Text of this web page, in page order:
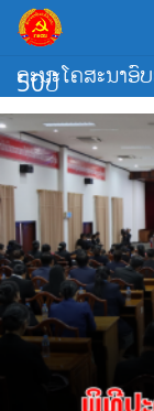
Skip
content
ຄະນະໂຄສະນາ
50ປີ